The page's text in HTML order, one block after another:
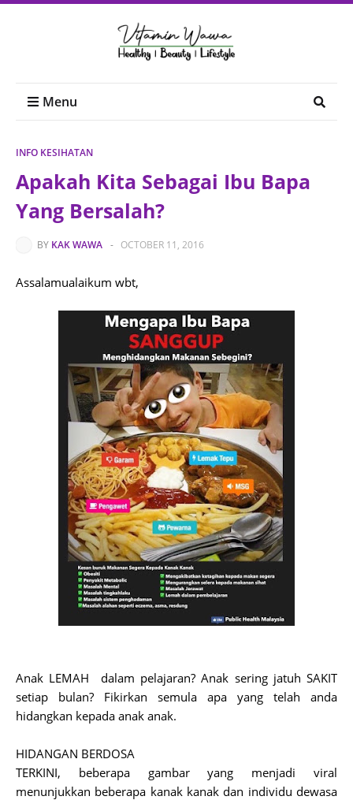
Menu
INFO KESIHATAN
Apakah Kita Sebagai Ibu Bapa
Yang Bersalah?
BY KAK WAWA - OCTOBER 11, 2016
Assalamualaikum wbt,
Anak LEMAH dalam pelajaran? Anak sering jatuh SAKIT
setiap bulan? Fikirkan semula apa yang telah anda
hidangkan kepada anak anak.
HIDANGAN BERDOSA
TERKINI, beberapa gambar yang menjadi viral
menunjukkan beberapa kanak kanak dan individu dewasa